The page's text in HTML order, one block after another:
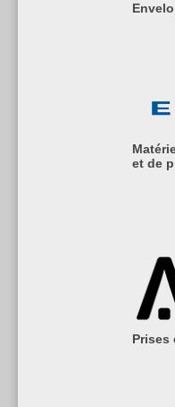
et de
Prises